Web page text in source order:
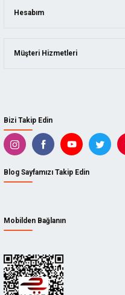
Bizi Takip Edin
Blog Sayfamızı Takip Edin
Mobilden Bağlanın
Hesabım
Müşteri Hizmetleri